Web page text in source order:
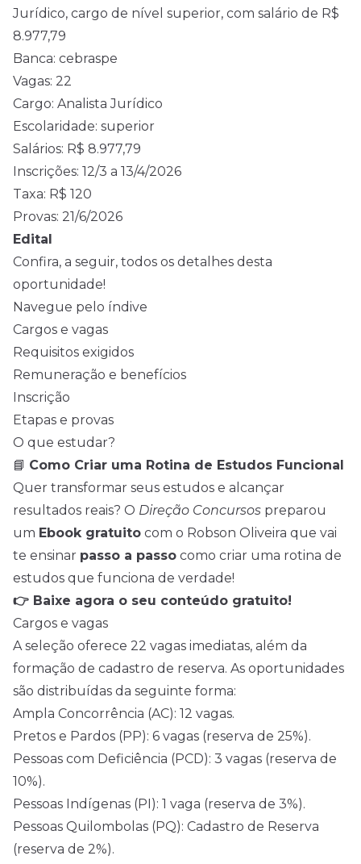
Jurídico, cargo de nível superior, com salário de R$
8.977,79
Banca: cebraspe
Vagas: 22
Cargo: Analista Jurídico
Escolaridade: superior
Salários: R$ 8.977,79
Inscrições: 12/3 a 13/4/2026
Taxa: R$ 120
Provas: 21/6/2026
Edital
Confira, a seguir, todos os detalhes desta
oportunidade!
Navegue pelo índive
Cargos e vagas
Requisitos exigidos
Remuneração e benefícios
Inscrição
Etapas e provas
O que estudar?
📘 Como Criar uma Rotina de Estudos Funcional
Quer transformar seus estudos e alcançar
resultados reais? O Direção Concursos preparou
um Ebook gratuito com o Robson Oliveira que vai
te ensinar passo a passo como criar uma rotina de
estudos que funciona de verdade!
👉 Baixe agora o seu conteúdo gratuito!
Cargos e vagas
A seleção oferece 22 vagas imediatas, além da
formação de cadastro de reserva. As oportunidades
são distribuídas da seguinte forma:
Ampla Concorrência (AC): 12 vagas.
Pretos e Pardos (PP): 6 vagas (reserva de 25%).
Pessoas com Deficiência (PCD): 3 vagas (reserva de
10%).
Pessoas Indígenas (PI): 1 vaga (reserva de 3%).
Pessoas Quilombolas (PQ): Cadastro de Reserva
(reserva de 2%).